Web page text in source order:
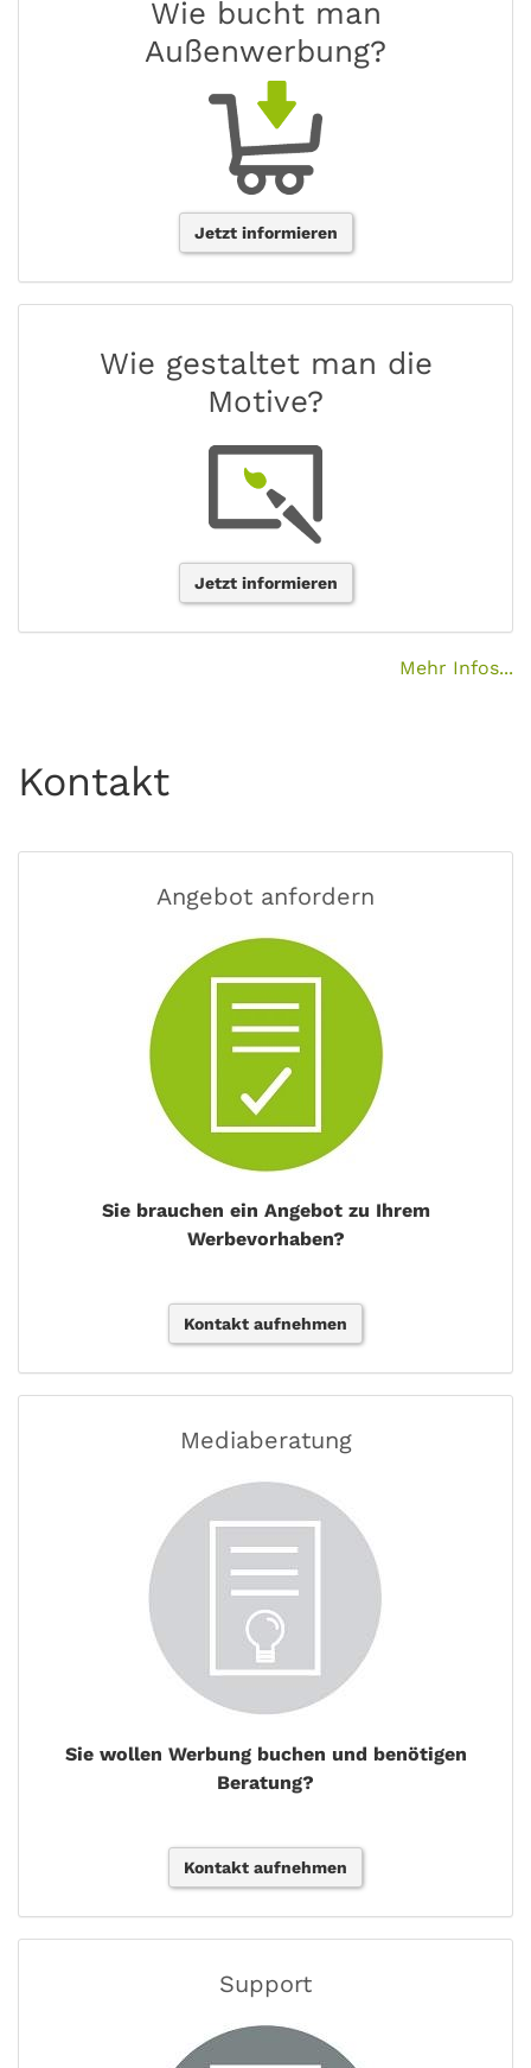
Wie bucht man
Außenwerbung?
Jetzt informieren
Wie gestaltet man die
Motive?
Jetzt informieren
Mehr Infos...
Kontakt
Angebot anfordern
Sie brauchen ein Angebot zu Ihrem
Werbevorhaben?
Kontakt aufnehmen
Mediaberatung
Sie wollen Werbung buchen und benötigen
Beratung?
Kontakt aufnehmen
Support